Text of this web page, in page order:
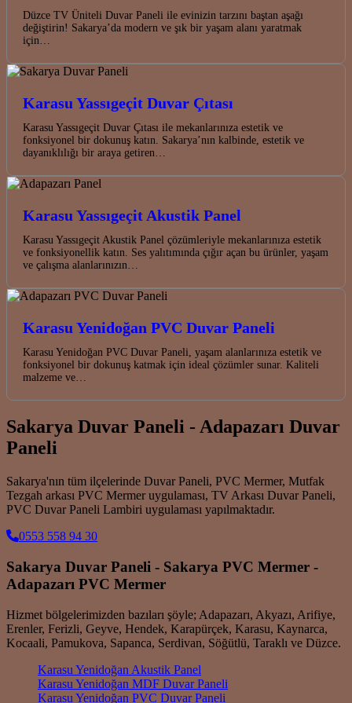
Düzce TV Üniteli Duvar Paneli ile evinizin tarzını baştan aşağı
değiştirin! Sakarya’da modern ve şık bir yaşam alanı yaratmak
için…
Karasu Yassıgeçit Duvar Çıtası
Karasu Yassıgeçit Duvar Çıtası ile mekanlarınıza estetik ve
fonksiyonel bir dokunuş katın. Sakarya’nın kalbinde, estetik ve
dayanıklılığı bir araya getiren…
Karasu Yassıgeçit Akustik Panel
Karasu Yassıgeçit Akustik Panel çözümleriyle mekanlarınıza estetik
ve fonksiyonellik katın. Ses yalıtımında çığır açan bu ürünler, yaşam
ve çalışma alanlarınızın…
Karasu Yenidoğan PVC Duvar Paneli
Karasu Yenidoğan PVC Duvar Paneli, yaşam alanlarınıza estetik ve
fonksiyonel bir dokunuş katmak için ideal çözümler sunar. Kaliteli
malzeme ve…
Sakarya Duvar Paneli - Adapazarı Duvar
Paneli
Sakarya'nın tüm ilçelerinde Duvar Paneli, PVC Mermer, Mutfak
Tezgah arkası PVC Mermer uygulaması, TV Arkası Duvar Paneli,
PVC Duvar Paneli Lambiri uygulaması yapılmaktadır.
0553 558 94 30
Sakarya Duvar Paneli - Sakarya PVC Mermer -
Adapazarı PVC Mermer
Hizmet bölgelerimizden bazıları şöyle; Adapazarı, Akyazı, Arifiye,
Erenler, Ferizli, Geyve, Hendek, Karapürçek, Karasu, Kaynarca,
Kocaali, Pamukova, Sapanca, Serdivan, Söğütlü, Taraklı ve Düzce.
Karasu Yenidoğan Akustik Panel
Karasu Yenidoğan MDF Duvar Paneli
Karasu Yenidoğan PVC Duvar Paneli